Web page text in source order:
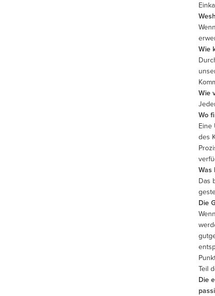
Wie
Wie
Wo
Eine
des
Was
Das
Die
Teil
Die